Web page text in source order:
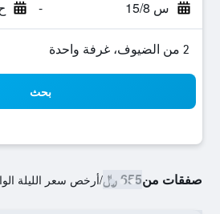
س 15/8 - ح
2 من الضيوف، غرفة واحدة
بحث
صفقات من655 ﷼ /أرخص سعر الليلة